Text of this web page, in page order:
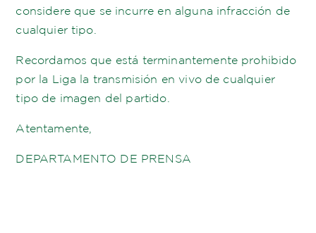
considere que se incurre en alguna infracción de
cualquier tipo.
Recordamos que está terminantemente prohibido
por la Liga la transmisión en vivo de cualquier
tipo de imagen del partido.
Atentamente,
DEPARTAMENTO DE PRENSA